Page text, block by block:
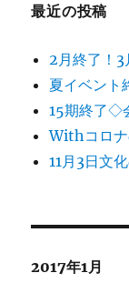
最近の投稿
2月終了！3
夏イベント
15期終了◇
Withコロナ
11月3日文
2017年1月